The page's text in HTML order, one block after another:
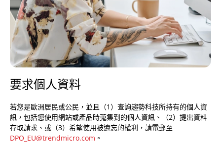
要求個人資料
若您是歐洲居民或公民，並且（1）查詢趨勢科技所持有的個人資
訊，包括您使用網站或產品時蒐集到的個人資訊、（2）提出資料
存取請求、或（3）希望使用被遺忘的權利，請電郵至
DPO_EU@trendmicro.com 。